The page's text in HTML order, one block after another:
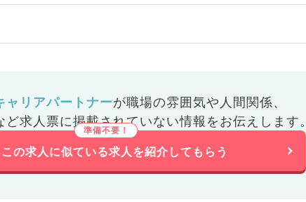
ャリアパートナーが職場の雰囲気や人間関係、
ど求人票に掲載されていない情報をお伝えします。
この求人に似ている求人を紹介してもらう